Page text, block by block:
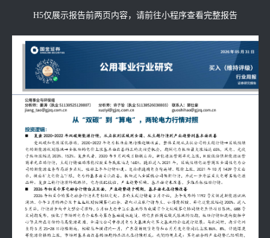
H5仅展示报告前两页内容，请前往小程序查看完整报告